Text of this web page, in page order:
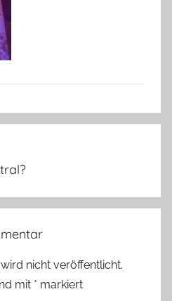
nicht veröffentlicht.
mit * markiert